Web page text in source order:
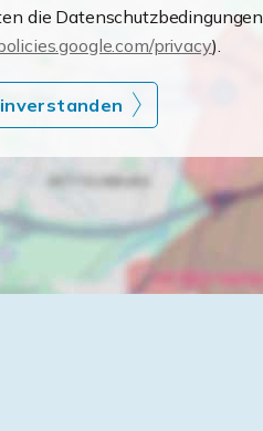
die Datenschutzbedingungen
privacy).